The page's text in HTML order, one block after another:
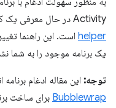
Activity در حال معرفی یک کتابخانه افزونه به
helper است. این راهنما
یک برنامه موجود را به شما
توجه: این مقاله ادغام
Bubblewrap برای ساخت